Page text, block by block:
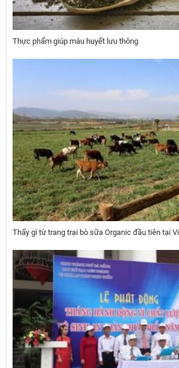
Thực phẩm giúp máu huyết lưu thông
Thấy gì từ trang trại bò sữa Organic đầu tiên tại